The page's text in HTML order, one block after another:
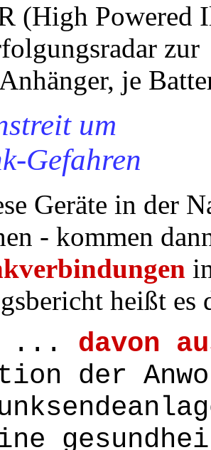
(High Powered
je
um
Gefahren
Geräte in der
- kommen
heißt es
... davon
der